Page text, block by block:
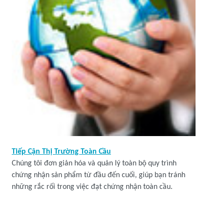
Tiếp Cận Thị Trường Toàn Cầu
Chúng tôi đơn giản hóa và quản lý toàn bộ quy trình
chứng nhận sản phẩm từ đầu đến cuối, giúp bạn tránh
những rắc rối trong việc đạt chứng nhận toàn cầu.